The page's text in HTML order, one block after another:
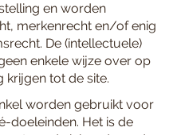
en worden
merkenrecht en/of enig
De (intellectuele)
enkele wijze over op
krijgen tot de site.
worden gebruikt voor
doeleinden. Het is de